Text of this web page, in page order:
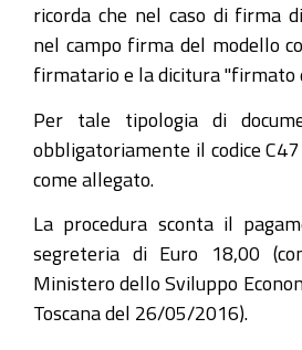
ricorda che nel caso di firma
nel campo firma del modello
firmatario e la dicitura "firmato
Per tale tipologia di
obbligatoriamente il codice
come allegato.
La procedura sconta il
segreteria di Euro 18,00
Ministero dello Sviluppo
Toscana del 26/05/2016).